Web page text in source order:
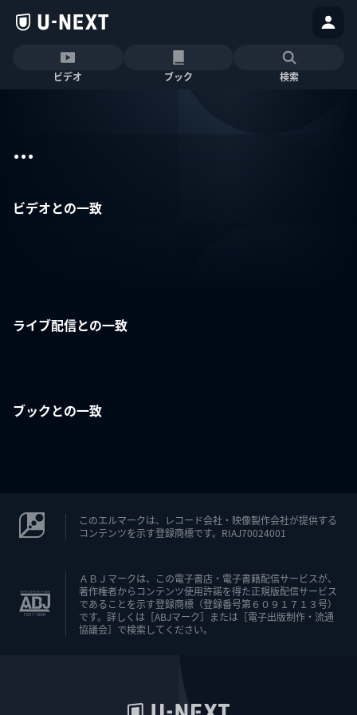
ビデオ ブック 検索
...
ビデオとの一致
ライブ配信との一致
ブックとの一致
このエルマークは、レコード会社・映像製作会社が提供する
コンテンツを示す登録商標です。RIAJ70024001
ＡＢＪマークは、この電子書店・電子書籍配信サービスが、
著作権者からコンテンツ使用許諾を得た正規版配信サービス
であることを示す登録商標（登録番号第６０９１７１３号）
です。詳しくは［ABJマーク］または［電子出版制作・流通
協議会］で検索してください。